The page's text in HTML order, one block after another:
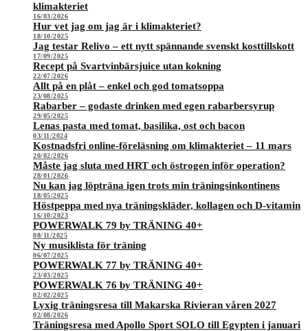
klimakteriet
16/03/2026
Hur vet jag om jag är i klimakteriet?
18/10/2025
Jag testar Relivo – ett nytt spännande svenskt kosttillskott
17/09/2025
Recept på Svartvinbärsjuice utan kokning
22/07/2026
Allt på en plåt – enkel och god tomatsoppa
23/08/2025
Rabarber – godaste drinken med egen rabarbersyrup
29/05/2025
Lenas pasta med tomat, basilika, ost och bacon
03/11/2024
Kostnadsfri online-föreläsning om klimakteriet – 11 mars
20/02/2026
Måste jag sluta med HRT och östrogen inför operation?
28/01/2026
Nu kan jag löpträna igen trots min träningsinkontinens
18/05/2025
Höstpeppa med nya träningskläder, kollagen och D-vitamin
16/10/2023
POWERWALK 79 by TRÄNING 40+
08/11/2025
Ny musiklista för träning
06/07/2025
POWERWALK 77 by TRÄNING 40+
23/03/2025
POWERWALK 76 by TRÄNING 40+
02/02/2025
Lyxig träningsresa till Makarska Rivieran våren 2027
02/08/2026
Träningsresa med Apollo Sport SOLO till Egypten i januari